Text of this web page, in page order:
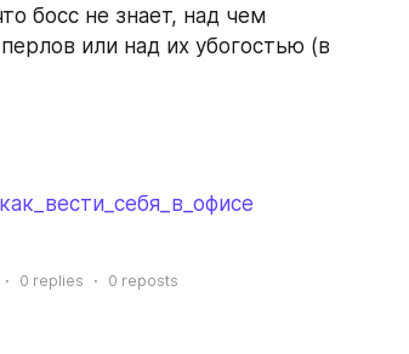
босс не знает, над чем
или над их убогостью (в
0 replies 0 reposts